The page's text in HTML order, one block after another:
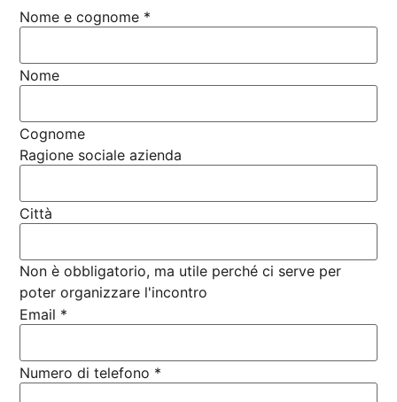
Nome e cognome *
Nome
Cognome
Ragione sociale azienda
Città
Non è obbligatorio, ma utile perché ci serve per
poter organizzare l'incontro
Email *
Numero di telefono *